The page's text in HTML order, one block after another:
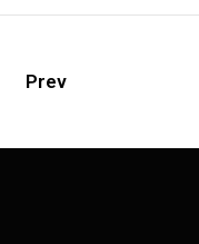
Prev